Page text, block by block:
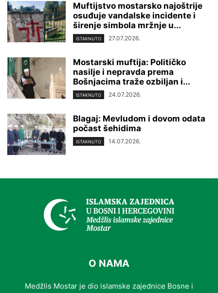
Muftijstvo mostarsko najoštrije
osuđuje vandalske incidente i
širenje simbola mržnje u...
ISTAKNUTO 27.07.2026.
Mostarski muftija: Političko
nasilje i nepravda prema
Bošnjacima traže ozbiljan i...
ISTAKNUTO 24.07.2026.
Blagaj: Mevludom i dovom odata
počast šehidima
ISTAKNUTO 14.07.2026.
O NAMA
Medžlis Mostar je dio islamske zajednice Bosne i